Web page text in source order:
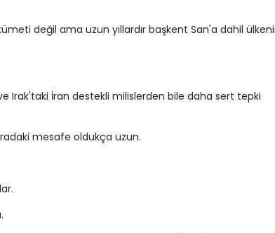
değil ama uzun yıllardır başkent San'a dahil
Irak'taki İran destekli milislerden bile daha sert tepki
mesafe oldukça uzun.